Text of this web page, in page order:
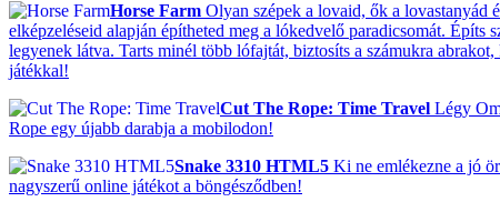
Horse Farm Olyan szépek a lovaid, ők a lovastanyád
elképzeléseid alapján építheted meg a lókedvelő paradicsomát.
legyenek látva. Tarts minél több lófajtát, biztosíts a számukra
játékkal!
Cut The Rope: Time Travel Légy
Rope egy újabb darabja a mobilodon!
Snake 3310 HTML5 Ki ne emlékezne a jó
nagyszerű online játékot a böngésződben!